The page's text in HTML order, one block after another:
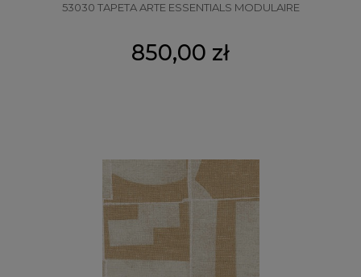
53030 TAPETA ARTE ESSENTIALS MODULAIRE
850,00 zł